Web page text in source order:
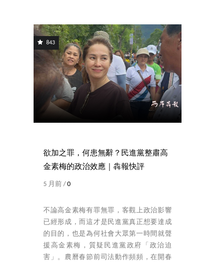
843
欲加之罪，何患無辭？民進黨整肅高
金素梅的政治效應｜犇報快評
5 月前 / 0
不論高金素梅有罪無罪，客觀上政治影響
已經形成，而這才是民進黨真正想要達成
的目的，也是為何社會大眾第一時間就聲
援高金素梅，質疑民進黨政府「政治迫
害」。農曆春節前司法動作頻頻，在開春